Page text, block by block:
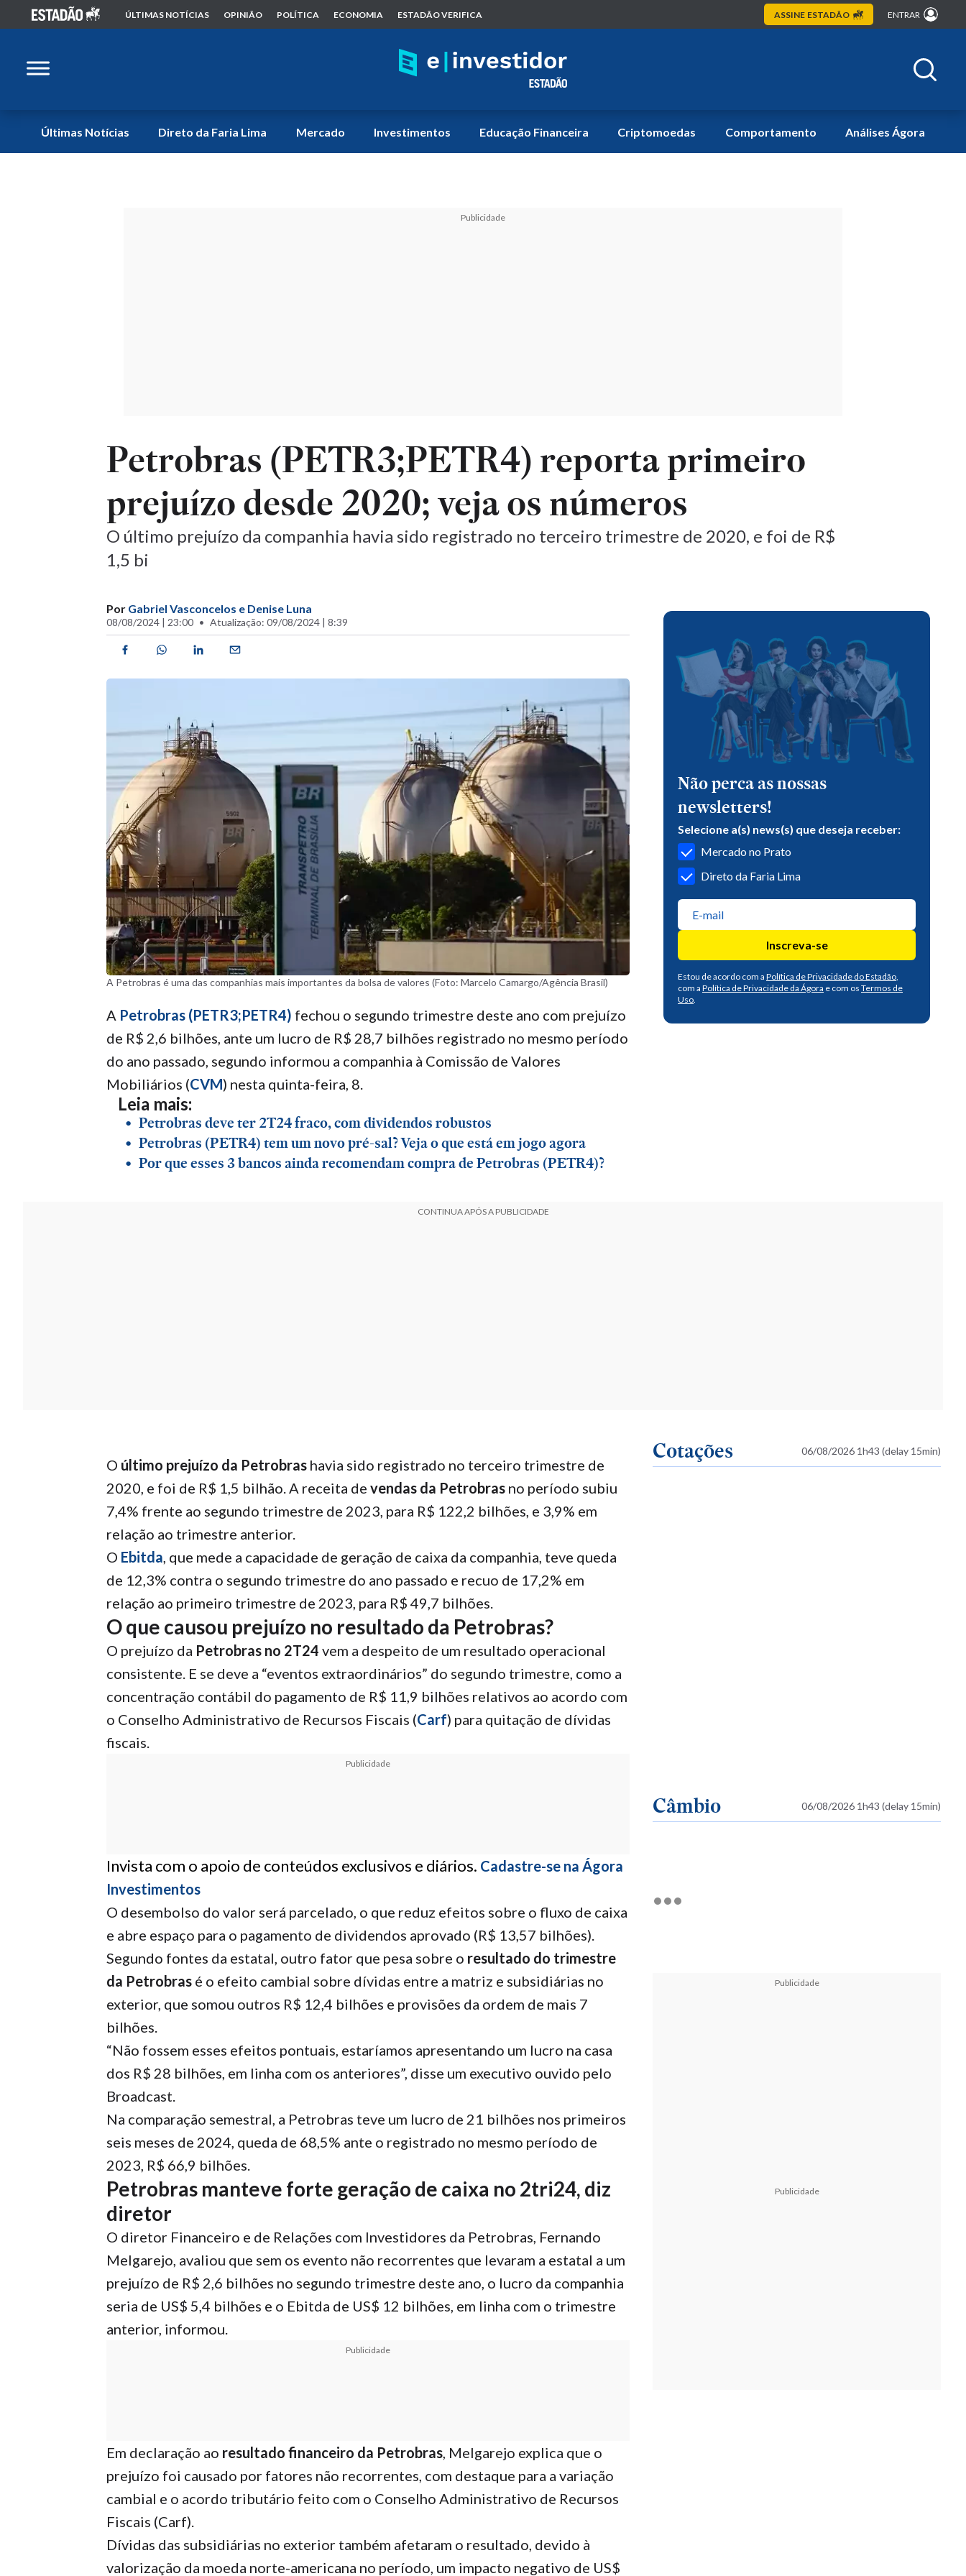
ÚLTIMAS NOTÍCIAS OPINIÃO POLÍTICA ECONOMIA ESTADÃO VERIFICA ASSINE ESTADÃO ENTRAR
Últimas Notícias Direto da Faria Lima Mercado Investimentos Educação Financeira Criptomoedas Comportamento Análises Ágora
Publicidade
Petrobras (PETR3;PETR4) reporta primeiro
prejuízo desde 2020; veja os números
O último prejuízo da companhia havia sido registrado no terceiro trimestre de 2020, e foi de R$
1,5 bi
Por Gabriel Vasconcelos e Denise Luna
08/08/2024 | 23:00 Atualização: 09/08/2024 | 8:39
A Petrobras é uma das companhias mais importantes da bolsa de valores (Foto: Marcelo Camargo/Agência Brasil)
A Petrobras (PETR3;PETR4) fechou o segundo trimestre deste ano com prejuízo
de R$ 2,6 bilhões, ante um lucro de R$ 28,7 bilhões registrado no mesmo período
do ano passado, segundo informou a companhia à Comissão de Valores
Mobiliários (CVM) nesta quinta-feira, 8.
Leia mais:
Petrobras deve ter 2T24 fraco, com dividendos robustos
Petrobras (PETR4) tem um novo pré-sal? Veja o que está em jogo agora
Por que esses 3 bancos ainda recomendam compra de Petrobras (PETR4)?
Não perca as nossas
newsletters!
Selecione a(s) news(s) que deseja receber:
Mercado no Prato
Direto da Faria Lima
Inscreva-se
Estou de acordo com a Política de Privacidade do Estadão
com a Política de Privacidade da Ágora e com os Termos de
Uso
CONTINUA APÓS A PUBLICIDADE
O último prejuízo da Petrobras havia sido registrado no terceiro trimestre de
2020, e foi de R$ 1,5 bilhão. A receita de vendas da Petrobras no período subiu
7,4% frente ao segundo trimestre de 2023, para R$ 122,2 bilhões, e 3,9% em
relação ao trimestre anterior.
O Ebitda, que mede a capacidade de geração de caixa da companhia, teve queda
de 12,3% contra o segundo trimestre do ano passado e recuo de 17,2% em
relação ao primeiro trimestre de 2023, para R$ 49,7 bilhões.
O que causou prejuízo no resultado da Petrobras?
O prejuízo da Petrobras no 2T24 vem a despeito de um resultado operacional
consistente. E se deve a “eventos extraordinários” do segundo trimestre, como a
concentração contábil do pagamento de R$ 11,9 bilhões relativos ao acordo com
o Conselho Administrativo de Recursos Fiscais (Carf) para quitação de dívidas
fiscais.
Publicidade
Invista com o apoio de conteúdos exclusivos e diários. Cadastre-se na Ágora
Investimentos
O desembolso do valor será parcelado, o que reduz efeitos sobre o fluxo de caixa
e abre espaço para o pagamento de dividendos aprovado (R$ 13,57 bilhões).
Segundo fontes da estatal, outro fator que pesa sobre o resultado do trimestre
da Petrobras é o efeito cambial sobre dívidas entre a matriz e subsidiárias no
exterior, que somou outros R$ 12,4 bilhões e provisões da ordem de mais 7
bilhões.
“Não fossem esses efeitos pontuais, estaríamos apresentando um lucro na casa
dos R$ 28 bilhões, em linha com os anteriores”, disse um executivo ouvido pelo
Broadcast.
Na comparação semestral, a Petrobras teve um lucro de 21 bilhões nos primeiros
seis meses de 2024, queda de 68,5% ante o registrado no mesmo período de
2023, R$ 66,9 bilhões.
Petrobras manteve forte geração de caixa no 2tri24, diz
diretor
O diretor Financeiro e de Relações com Investidores da Petrobras, Fernando
Melgarejo, avaliou que sem os evento não recorrentes que levaram a estatal a um
prejuízo de R$ 2,6 bilhões no segundo trimestre deste ano, o lucro da companhia
seria de US$ 5,4 bilhões e o Ebitda de US$ 12 bilhões, em linha com o trimestre
anterior, informou.
Publicidade
Em declaração ao resultado financeiro da Petrobras, Melgarejo explica que o
prejuízo foi causado por fatores não recorrentes, com destaque para a variação
cambial e o acordo tributário feito com o Conselho Administrativo de Recursos
Fiscais (Carf).
Dívidas das subsidiárias no exterior também afetaram o resultado, devido à
valorização da moeda norte-americana no período, um impacto negativo de US$
Cotações 06/08/2026 1h43 (delay 15min)
Câmbio 06/08/2026 1h43 (delay 15min)
Publicidade
Publicidade